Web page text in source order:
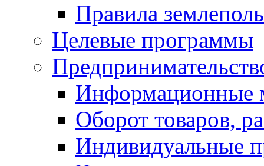
Правила
Целевые программы
Информационные
Оборот товаров,
Индивидуальные